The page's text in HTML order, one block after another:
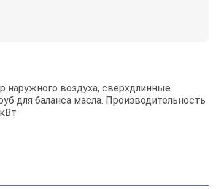
наружного воздуха, cверхдлинные
для баланса масла. Производительность